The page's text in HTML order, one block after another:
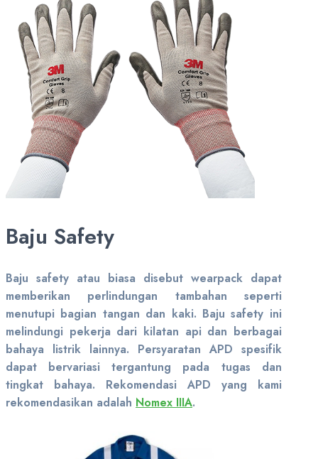
Baju Safety
Baju safety atau biasa disebut wearpack dapat
memberikan perlindungan tambahan seperti
menutupi bagian tangan dan kaki. Baju safety ini
melindungi pekerja dari kilatan api dan berbagai
bahaya listrik lainnya. Persyaratan APD spesifik
dapat bervariasi tergantung pada tugas dan
tingkat bahaya. Rekomendasi APD yang kami
rekomendasikan adalah Nomex IIIA.